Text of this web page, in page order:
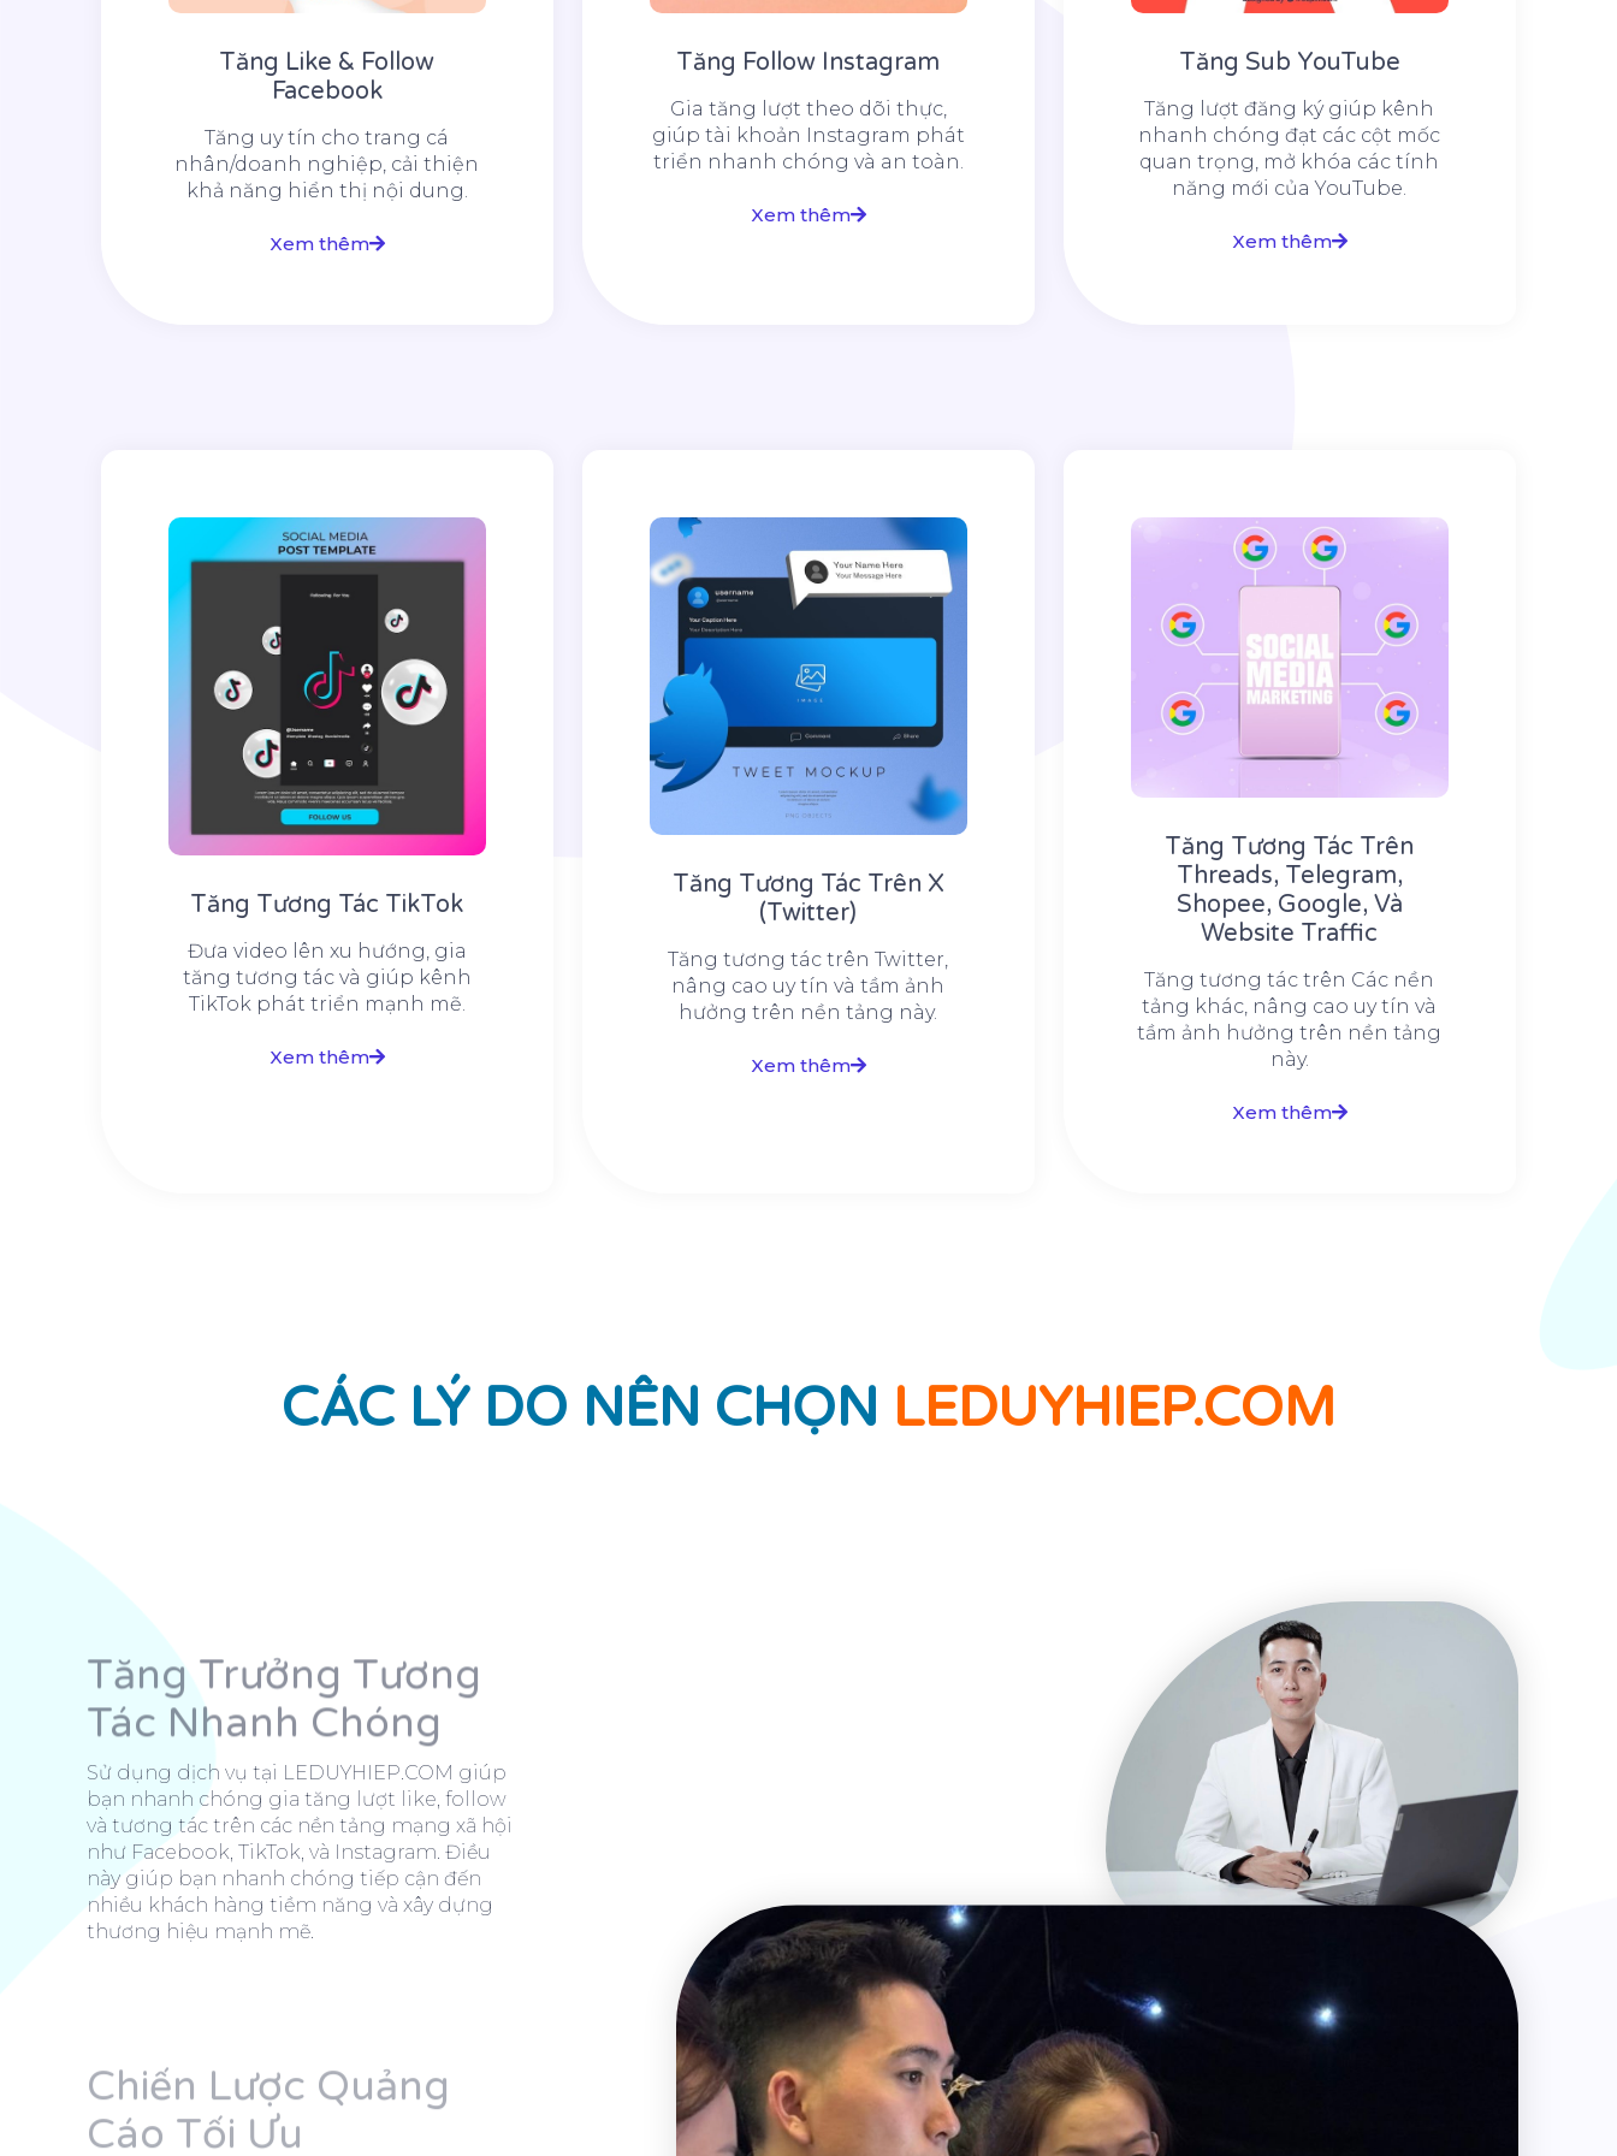
Tăng Like & Follow
Facebook
Tăng uy tín cho trang cá
nhân/doanh nghiệp, cải thiện
khả năng hiển thị nội dung.
Xem thêm
Tăng Follow Instagram
Gia tăng lượt theo dõi thực,
giúp tài khoản Instagram phát
triển nhanh chóng và an toàn.
Xem thêm
Tăng Sub YouTube
Tăng lượt đăng ký giúp kênh
nhanh chóng đạt các cột mốc
quan trọng, mở khóa các tính
năng mới của YouTube.
Xem thêm
Tăng Tương Tác TikTok
Đưa video lên xu hướng, gia
tăng tương tác và giúp kênh
TikTok phát triển mạnh mẽ.
Xem thêm
Tăng Tương Tác Trên X
(Twitter)
Tăng tương tác trên Twitter,
nâng cao uy tín và tầm ảnh
hưởng trên nền tảng này.
Xem thêm
Tăng Tương Tác Trên
Threads, Telegram,
Shopee, Google, Và
Website Traffic
Tăng tương tác trên Các nền
tảng khác, nâng cao uy tín và
tầm ảnh hưởng trên nền tảng
này.
Xem thêm
CÁC LÝ DO NÊN CHỌN LEDUYHIEP.COM
Tăng Trưởng Tương
Tác Nhanh Chóng
Sử dụng dịch vụ tại LEDUYHIEP.COM giúp
bạn nhanh chóng gia tăng lượt like, follow
và tương tác trên các nền tảng mạng xã hội
như Facebook, TikTok, và Instagram. Điều
này giúp bạn nhanh chóng tiếp cận đến
nhiều khách hàng tiềm năng và xây dựng
thương hiệu mạnh mẽ.
Chiến Lược Quảng
Cáo Tối Ưu